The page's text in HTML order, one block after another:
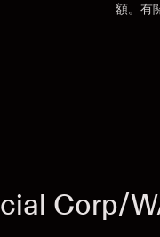
額。有
Corp/